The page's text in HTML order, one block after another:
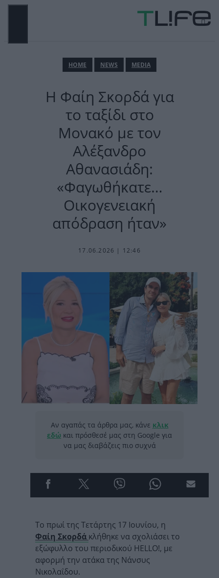
Μετάβαση
ΗΟΜΕ NEWS MEDIA
Η Φαίη Σκορδά για
το ταξίδι στο
Μονακό με τον
Αλέξανδρο
Αθανασιάδη:
«Φαγωθήκατε…
Οικογενειακή
απόδραση ήταν»
17.06.2026 | 12:46
Αν αγαπάς τα άρθρα μας, κάνε κλικ
εδώ και πρόσθεσέ μας στη Google για
να μας διαβάζεις πιο συχνά
Το πρωί της Τετάρτης 17 Ιουνίου, η
Φαίη Σκορδά κλήθηκε να σχολιάσει το
εξώφυλλο του περιοδικού HELLO!, με
αφορμή την ατάκα της Νάνσυς
Νικολαΐδου.